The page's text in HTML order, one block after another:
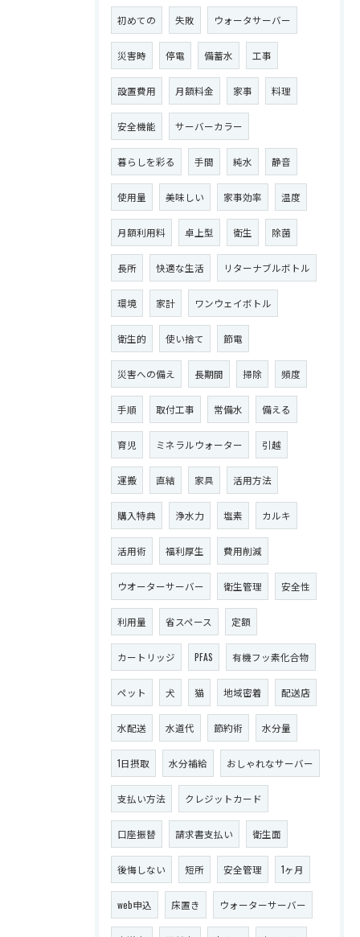
初めての 失敗 ウォータサーバー
災害時 停電 備蓄水 工事
設置費用 月額料金 家事 料理
安全機能 サーバーカラー
暮らしを彩る 手間 純水 静音
使用量 美味しい 家事効率 温度
月額利用料 卓上型 衛生 除菌
長所 快適な生活 リターナブルボトル
環境 家計 ワンウェイボトル
衛生的 使い捨て 節電
災害への備え 長期間 掃除 頻度
手順 取付工事 常備水 備える
育児 ミネラルウォーター 引越
運搬 直結 家具 活用方法
購入特典 浄水力 塩素 カルキ
活用術 福利厚生 費用削減
ウオーターサーバー 衛生管理 安全性
利用量 省スペース 定額
カートリッジ PFAS 有機フッ素化合物
ペット 犬 猫 地域密着 配送店
水配送 水道代 節約術 水分量
1日摂取 水分補給 おしゃれなサーバー
支払い方法 クレジットカード
口座振替 請求書支払い 衛生面
後悔しない 短所 安全管理 1ヶ月
web申込 床置き ウォーターサーバー